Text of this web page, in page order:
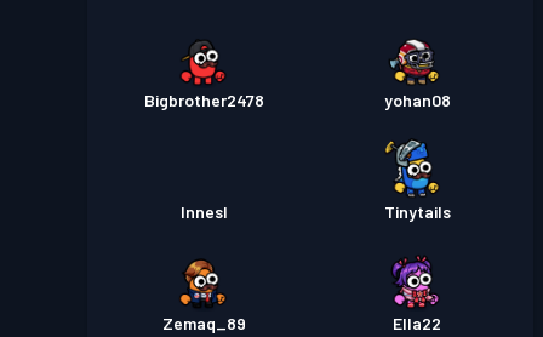
Bigbrother2478 yohan08
InnesI Tinytails
Zemaq_89 Ella22